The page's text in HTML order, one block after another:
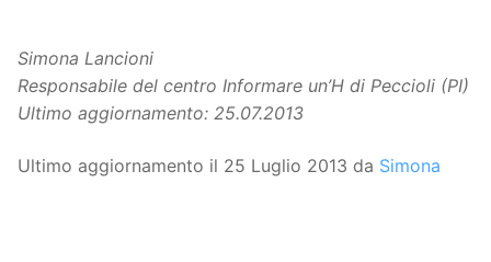
Simona Lancioni
Responsabile del centro Informare un’H di Peccioli (PI)
Ultimo aggiornamento: 25.07.2013
Ultimo aggiornamento il 25 Luglio 2013 da Simona